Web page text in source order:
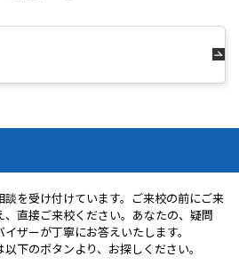
談を受け付けています。ご来校の前にご来
、直接ご来校ください。あなたの、疑問
ザーが丁寧にお答えいたします。
下のボタンより、お探しください。